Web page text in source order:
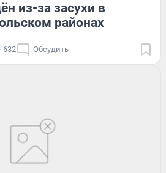
из-за засухи в
районах
632 Обсудить